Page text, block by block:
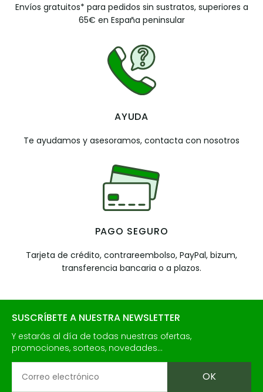
Envíos gratuitos* para pedidos sin sustratos, superiores a
65€ en España peninsular
AYUDA
Te ayudamos y asesoramos, contacta con nosotros
PAGO SEGURO
Tarjeta de crédito, contrareembolso, PayPal, bizum,
transferencia bancaria o a plazos.
SUSCRÍBETE A NUESTRA NEWSLETTER
Y estarás al día de todas nuestras ofertas,
promociones, sorteos, novedades...